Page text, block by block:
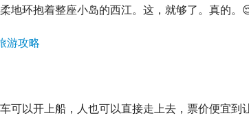
地环抱着整座小岛的西江。这，就够了。真的。
可以开上船，人也可以直接走上去，票价便宜到